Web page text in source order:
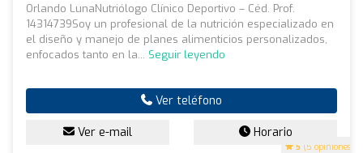
5 (5 opiniones)
Orlando LunaNutriólogo Clínico Deportivo – Céd. Prof.
14314739Soy un profesional de la nutrición especializado en
el diseño y manejo de planes alimenticios personalizados,
enfocados tanto en la... Seguir leyendo
Ver teléfono
Ver e-mail Horario